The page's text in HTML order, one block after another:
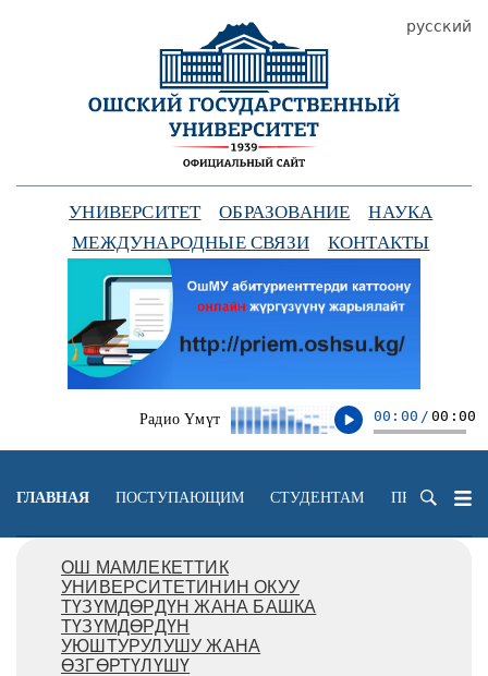
УНИВЕРСИТЕТ ОБРАЗОВАНИЕ
НАУКА
МЕЖДУНАРОДНЫЕ СВЯЗИ
КОНТАКТЫ
Радио Үмүт 00:00 / 00:00
русский
ГЛАВНАЯ ПОСТУПАЮЩИМ СТУДЕНТАМ
ОШ МАМЛЕКЕТТИК
УНИВЕРСИТЕТИНИН ОКУУ
ТҮЗҮМДӨРДҮН ЖАНА БАШКА
ТҮЗҮМДӨРДҮН
УЮШТУРУЛУШУ ЖАНА
ӨЗГӨРТҮЛҮШҮ